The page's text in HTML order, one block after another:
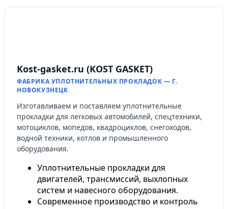
Kost-gasket.ru (KOST GASKET)
ФАБРИКА УПЛОТНИТЕЛЬНЫХ ПРОКЛАДОК — Г.
НОВОКУЗНЕЦК
Изготавливаем и поставляем уплотнительные
прокладки для легковых автомобилей, спецтехники,
мотоциклов, мопедов, квадроциклов, снегоходов,
водной техники, котлов и промышленного
оборудования.
Уплотнительные прокладки для
двигателей, трансмиссий, выхлопных
систем и навесного оборудования.
Современное производство и контроль